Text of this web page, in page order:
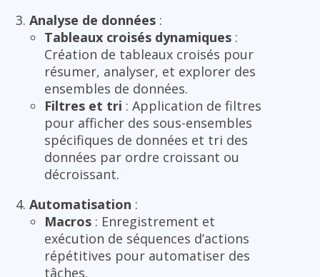
Analyse de données :
Tableaux croisés dynamiques :
Création de tableaux croisés pour
résumer, analyser, et explorer des
ensembles de données.
Filtres et tri : Application de filtres
pour afficher des sous-ensembles
spécifiques de données et tri des
données par ordre croissant ou
décroissant.
Automatisation :
Macros : Enregistrement et
exécution de séquences d’actions
répétitives pour automatiser des
tâches.